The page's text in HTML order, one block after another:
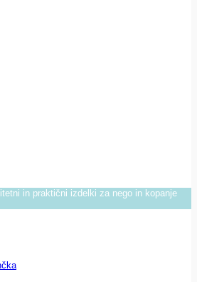
in praktični izdelki za nego in kopanje